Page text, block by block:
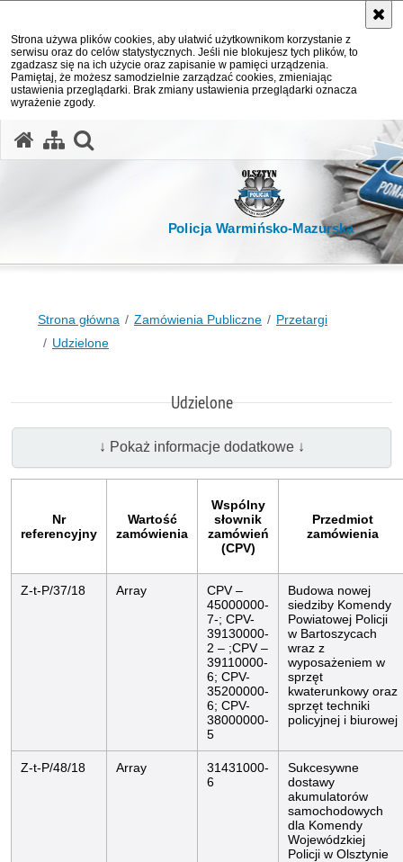
Strona używa plików cookies, aby ułatwić użytkownikom korzystanie z
serwisu oraz do celów statystycznych. Jeśli nie blokujesz tych plików, to
zgadzasz się na ich użycie oraz zapisanie w pamięci urządzenia.
Pamiętaj, że możesz samodzielnie zarządzać cookies, zmieniając
ustawienia przeglądarki. Brak zmiany ustawienia przeglądarki oznacza
wyrażenie zgody.
Policja Warmińsko-Mazurska
Strona główna Zamówienia Publiczne
Przetargi
Udzielone
Udzielone
↓ Pokaż informacje dodatkowe ↓
Nr
referencyjny
Wartość
zamówienia
Wspólny
słownik
zamówień
(CPV)
Przedmiot
zamówienia
Z-t-P/37/18 Array
CPV –
45000000-
7-; CPV-
39130000-
2 – ;CPV –
39110000-
6; CPV-
35200000-
6; CPV-
38000000-
5
Budowa nowej
siedziby Komendy
Powiatowej Policji
w Bartoszycach
wraz z
wyposażeniem w
sprzęt
kwaterunkowy oraz
sprzęt techniki
policyjnej i biurowej
Z-t-P/48/18 Array
31431000-
6
Sukcesywne
dostawy
akumulatorów
samochodowych
dla Komendy
Wojewódzkiej
Policji w Olsztynie